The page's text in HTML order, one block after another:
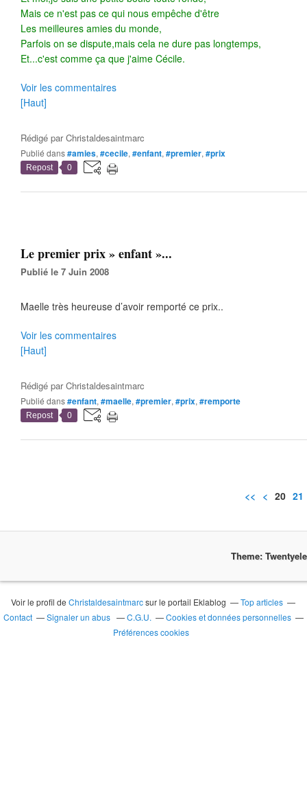
Mais ce n'est pas ce qui nous empêche d'être
Les meilleures amies du monde,
Parfois on se dispute,mais cela ne dure pas longtemps,
Et...c'est comme ça que j'aime Cécile.
Voir les commentaires
[Haut]
Rédigé parChristaldesaintmarc
Publié dans#amies, #cecile, #enfant, #premier, #prix
Repost 0
Le premier prix » enfant »...
Publié le 7 Juin 2008
Maelle très heureuse d’avoir remporté ce prix..
Voir les commentaires
[Haut]
Rédigé parChristaldesaintmarc
Publié dans#enfant, #maelle, #premier, #prix, #remporte
Repost 0
<< < 10
20 21
Theme:
Voir le profil deChristaldesaintmarcsur le portail Eklablog
Top articles
Contact
Signaler un abus C.G.U.
Cookies et données personnelles
Préférences cookies